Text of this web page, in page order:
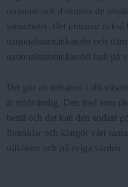
unionen och diskutera de
samarbetet. Det utmanar
nationalstatstänkandet och
nationalstatstänkandet haft på
Det gör att debatten i allt
är nödvändig. Den fred som
bestå och det kan den endast
förenklar och klargör vårt
olikheter och på eviga värden.